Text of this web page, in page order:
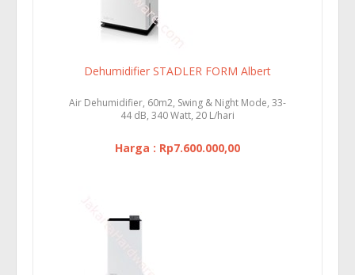
Dehumidifier STADLER FORM Albert
Air Dehumidifier, 60m2, Swing & Night Mode, 33-
44 dB, 340 Watt, 20 L/hari
Harga : Rp7.600.000,00